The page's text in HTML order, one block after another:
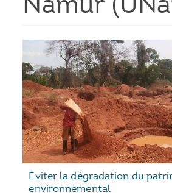
Eviter la dégradation du
environnemental